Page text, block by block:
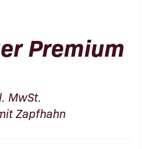
Premium
MwSt.
Zapfhahn